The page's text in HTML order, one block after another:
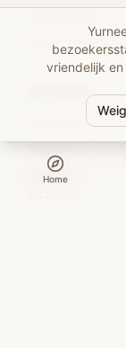
Onze Partners
Juridisch
Privacybeleid
Sitemap
Home
vriendelijk